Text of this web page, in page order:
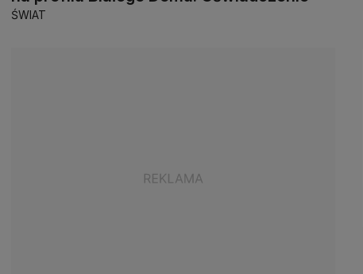
ŚWIAT